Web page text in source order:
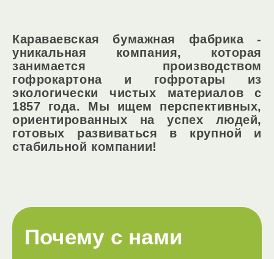
Караваевская бумажная фабрика -
уникальная компания, которая
занимается производством
гофрокартона и гофротары из
экологически чистых материалов с
1857 года. Мы ищем перспективных,
ориентированных на успех людей,
готовых развиваться в крупной и
стабильной компании!
Почему с нами